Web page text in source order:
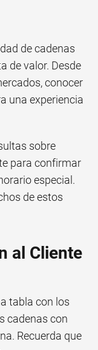
de cadenas
de valor. Desde
conocer
una experiencia
sobre
para confirmar
especial.
de estos
al Cliente
tabla con los
cadenas con
Recuerda que